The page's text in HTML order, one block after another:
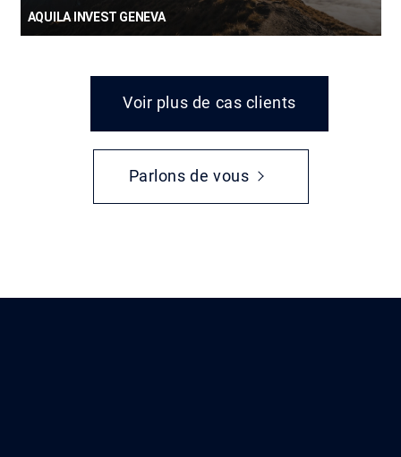
AQUILA INVEST GENEVA
Voir plus de cas clients
Parlons de vous